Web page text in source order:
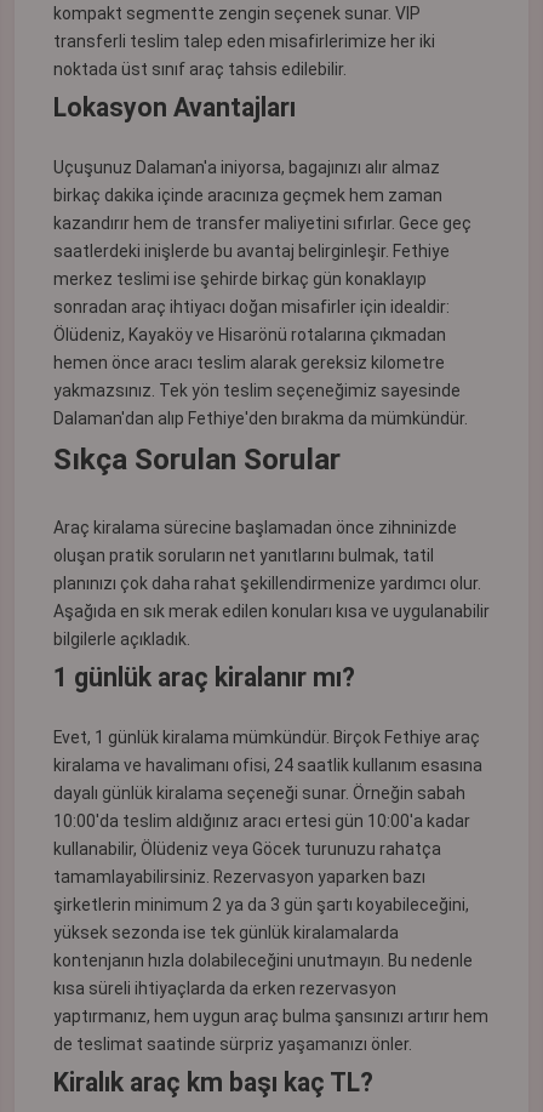
kompakt segmentte zengin seçenek sunar. VIP
transferli teslim talep eden misafirlerimize her iki
noktada üst sınıf araç tahsis edilebilir.
Lokasyon Avantajları
Uçuşunuz Dalaman'a iniyorsa, bagajınızı alır almaz
birkaç dakika içinde aracınıza geçmek hem zaman
kazandırır hem de transfer maliyetini sıfırlar. Gece geç
saatlerdeki inişlerde bu avantaj belirginleşir. Fethiye
merkez teslimi ise şehirde birkaç gün konaklayıp
sonradan araç ihtiyacı doğan misafirler için idealdir:
Ölüdeniz, Kayaköy ve Hisarönü rotalarına çıkmadan
hemen önce aracı teslim alarak gereksiz kilometre
yakmazsınız. Tek yön teslim seçeneğimiz sayesinde
Dalaman'dan alıp Fethiye'den bırakma da mümkündür.
Sıkça Sorulan Sorular
Araç kiralama sürecine başlamadan önce zihninizde
oluşan pratik soruların net yanıtlarını bulmak, tatil
planınızı çok daha rahat şekillendirmenize yardımcı olur.
Aşağıda en sık merak edilen konuları kısa ve uygulanabilir
bilgilerle açıkladık.
1 günlük araç kiralanır mı?
Evet, 1 günlük kiralama mümkündür. Birçok Fethiye araç
kiralama ve havalimanı ofisi, 24 saatlik kullanım esasına
dayalı günlük kiralama seçeneği sunar. Örneğin sabah
10:00'da teslim aldığınız aracı ertesi gün 10:00'a kadar
kullanabilir, Ölüdeniz veya Göcek turunuzu rahatça
tamamlayabilirsiniz. Rezervasyon yaparken bazı
şirketlerin minimum 2 ya da 3 gün şartı koyabileceğini,
yüksek sezonda ise tek günlük kiralamalarda
kontenjanın hızla dolabileceğini unutmayın. Bu nedenle
kısa süreli ihtiyaçlarda da erken rezervasyon
yaptırmanız, hem uygun araç bulma şansınızı artırır hem
de teslimat saatinde sürpriz yaşamanızı önler.
Kiralık araç km başı kaç TL?